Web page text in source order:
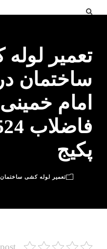
تعمیر
ساختمان
امام
پکیج
تعمیر لوله کشی ساختمان